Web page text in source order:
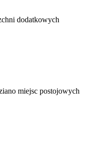
dodatkowych
miejsc postojowych